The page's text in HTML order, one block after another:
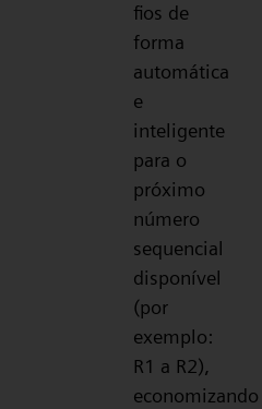
fios de
forma
automática
e
inteligente
para o
próximo
número
sequencial
disponível
(por
exemplo:
R1 a R2),
economizando